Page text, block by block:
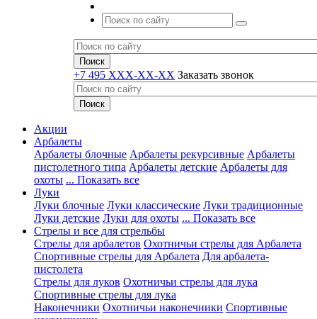
+7 495 XXX-XX-XX Заказать звонок
Акции
Арбалеты
Арбалеты блочные Арбалеты рекурсивные Арбалеты
пистолетного типа Арбалеты детские Арбалеты для
охоты ... Показать все
Луки
Луки блочные Луки классические Луки традиционные
Луки детские Луки для охоты ... Показать все
Стрелы и все для стрельбы
Стрелы для арбалетов Охотничьи стрелы для Арбалета
Спортивные стрелы для Арбалета Для арбалета-
пистолета
Стрелы для луков Охотничьи стрелы для лука
Спортивные стрелы для лука
Наконечники Охотничьи наконечники Спортивные